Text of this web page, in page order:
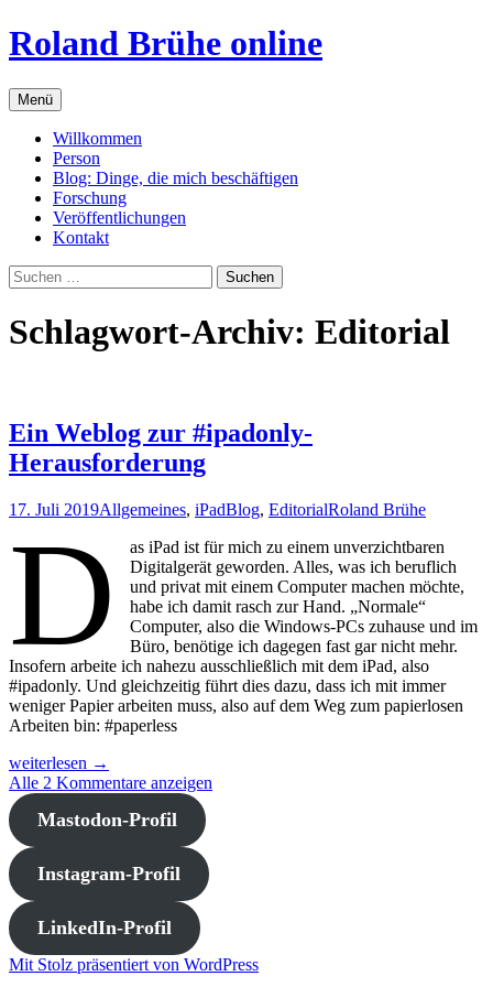
Zum
Inhalt
Roland Brühe online
Menü
Willkommen
Person
Blog: Dinge, die mich beschäftigen
Forschung
Veröffentlichungen
Kontakt
Suchen
nach:
Schlagwort-Archiv: Editorial
Ein Weblog zur #ipadonly-
Herausforderung
17. Juli 2019Allgemeines, iPadBlog, EditorialRoland Brühe
D
as iPad ist für mich zu einem unverzichtbaren
Digitalgerät geworden. Alles, was ich beruflich
und privat mit einem Computer machen möchte,
habe ich damit rasch zur Hand. „Normale“
Computer, also die Windows-PCs zuhause und im
Büro, benötige ich dagegen fast gar nicht mehr.
Insofern arbeite ich nahezu ausschließlich mit dem iPad, also
#ipadonly. Und gleichzeitig führt dies dazu, dass ich mit immer
weniger Papier arbeiten muss, also auf dem Weg zum papierlosen
Arbeiten bin: #paperless
Ein
Weblog
zur
#ipadonly-
Herausforderung
weiterlesen →
Alle 2 Kommentare anzeigen
Mastodon-Profil
Instagram-Profil
LinkedIn-Profil
Mit Stolz präsentiert von WordPress